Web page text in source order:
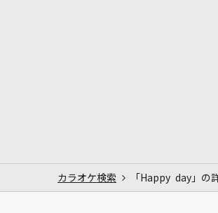
カラオケ検索 「Happy day」の